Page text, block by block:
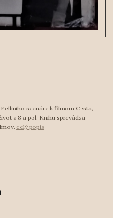
scenáre k filmom Cesta,
a 8 a pol. Knihu sprevádza
celý popis